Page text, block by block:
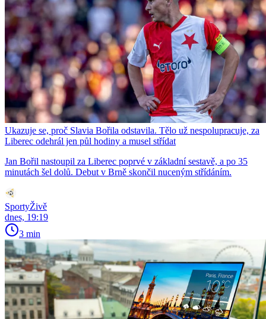
Ukazuje se, proč Slavia Bořila odstavila. Tělo už nespolupracuje, za
Liberec odehrál jen půl hodiny a musel střídat
Jan Bořil nastoupil za Liberec poprvé v základní sestavě, a po 35
minutách šel dolů. Debut v Brně skončil nuceným střídáním.
SportyŽivě
dnes, 19:19
3 min